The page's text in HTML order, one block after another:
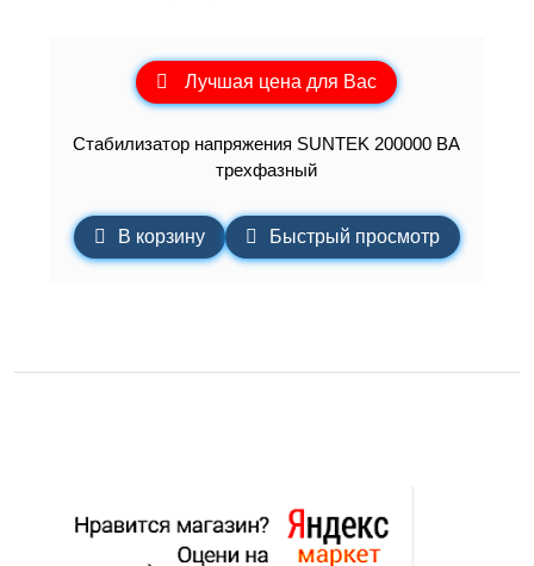
Лучшая цена для Вас
Стабилизатор напряжения SUNTEK 200000 ВА
трехфазный
В корзину Быстрый просмотр